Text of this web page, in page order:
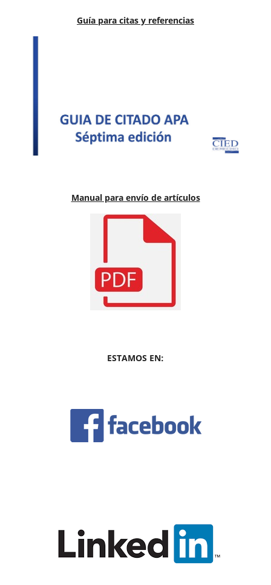
Guía para citas y referencias
Manual para envío de artículos
ESTAMOS EN: